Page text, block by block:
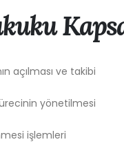
açılması ve takibi
yönetilmesi
işlemleri